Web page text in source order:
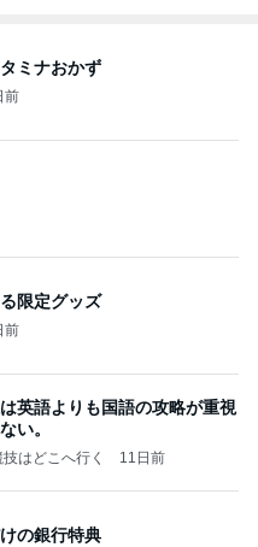
ミナおかず
前
限定グッズ
前
英語よりも国語の攻略が重視
い。
はどこへ行く 11日前
の銀行特典